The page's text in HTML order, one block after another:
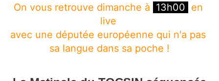
On vous retrouve dimanche à 13h00 en
live
avec une députée européenne qui n'a pas
sa langue dans sa poche !